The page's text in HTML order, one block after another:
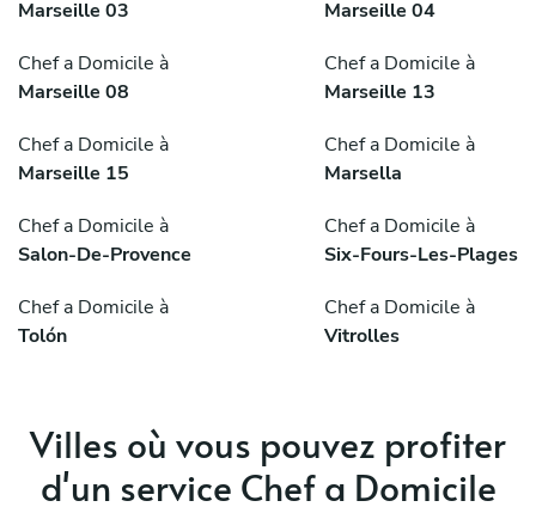
Marseille 03
Marseille 04
Chef a Domicile à
Marseille 08
Chef a Domicile à
Marseille 13
Chef a Domicile à
Marseille 15
Chef a Domicile à
Marsella
Chef a Domicile à
Salon-De-Provence
Chef a Domicile à
Six-Fours-Les-Plages
Chef a Domicile à
Tolón
Chef a Domicile à
Vitrolles
Villes où vous pouvez profiter
d'un service Chef a Domicile